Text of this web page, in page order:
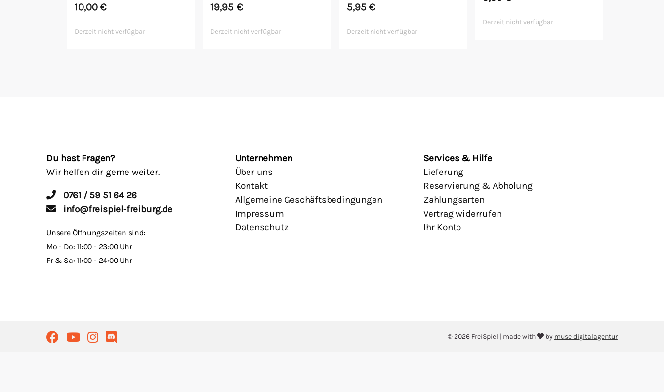
10,00€
Derzeit nicht verfügbar
19,95 €
Derzeit nicht verfügbar
5,95€
Derzeit nicht verfügbar
Derzeit nicht verfügbar
Du hast Fragen?
Wir helfen dir gerne weiter.
0761 / 59 51 64 26
info@freispiel-freiburg.de
Unsere Öffnungszeiten sind:
Mo - Do: 11:00 - 23:00 Uhr
Fr & Sa: 11:00 - 24:00 Uhr
Unternehmen
Über uns
Kontakt
Allgemeine Geschäftsbedingungen
Impressum
Datenschutz
Services & Hilfe
Lieferung
Reservierung & Abholung
Zahlungsarten
Vertrag widerrufen
Ihr Konto
© 2026 FreiSpiel | made with by muse digitalagentur